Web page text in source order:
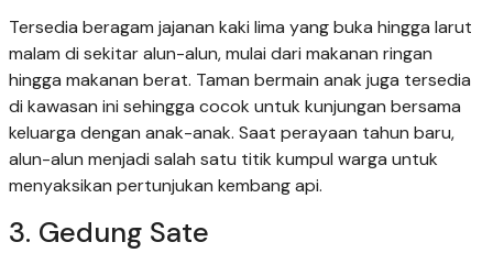
Tersedia beragam jajanan kaki lima yang buka hingga larut
malam di sekitar alun-alun, mulai dari makanan ringan
hingga makanan berat. Taman bermain anak juga tersedia
di kawasan ini sehingga cocok untuk kunjungan bersama
keluarga dengan anak-anak. Saat perayaan tahun baru,
alun-alun menjadi salah satu titik kumpul warga untuk
menyaksikan pertunjukan kembang api.
3. Gedung Sate